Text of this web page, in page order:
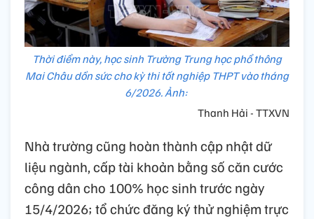
Thời điểm này, học sinh Trường Trung học phổ thông
Mai Châu dồn sức cho kỳ thi tốt nghiệp THPT vào tháng
6/2026. Ảnh:
Thanh Hải - TTXVN
Nhà trường cũng hoàn thành cập nhật dữ
liệu ngành, cấp tài khoản bằng số căn cước
công dân cho 100% học sinh trước ngày
15/4/2026; tổ chức đăng ký thử nghiệm trực